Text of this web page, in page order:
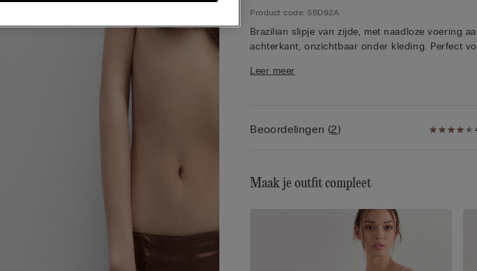
Product code: SBD92A
Brazilian slipje van zijde, met naadloze voering
achterkant, onzichtbaar onder kleding. Perfect
100% katoenen kruisje.
Leer meer
Beoordelingen (2)
Maak je outfit compleet